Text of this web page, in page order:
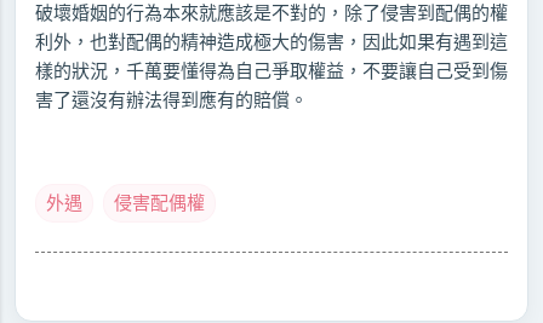
破壞婚姻的行為本來就應該是不對的，除了侵害到配偶的權
利外，也對配偶的精神造成極大的傷害，因此如果有遇到這
樣的狀況，千萬要懂得為自己爭取權益，不要讓自己受到傷
害了還沒有辦法得到應有的賠償。
外遇 侵害配偶權